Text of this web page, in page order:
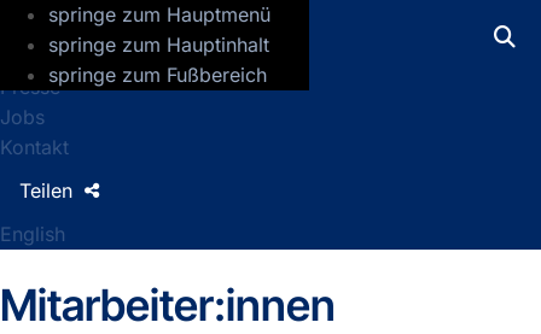
springe zum Hauptmenü
springe zum Hauptinhalt
springe zum Fußbereich
GFZ Helmholtz-Zentrum für
Presse
Jobs
Kontakt
English
Teilen
Mitarbeiter:innen